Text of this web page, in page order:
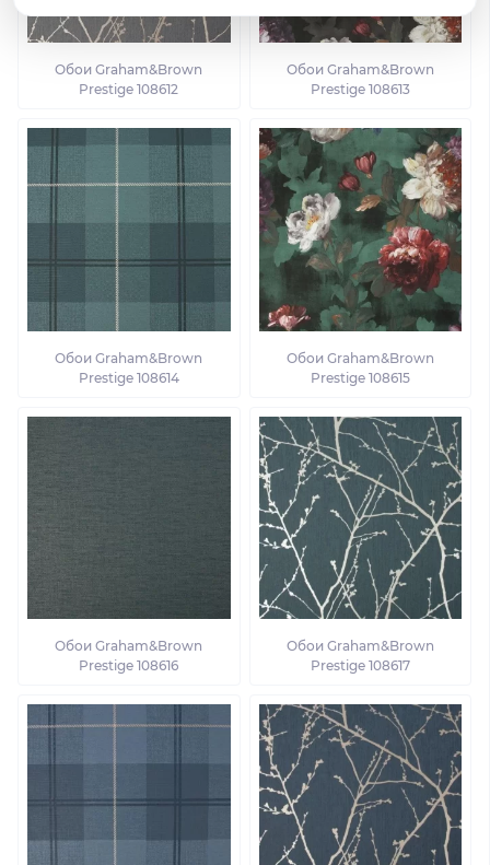
Обои Graham&Brown
Prestige 108612
Обои Graham&Brown
Prestige 108613
Обои Graham&Brown
Prestige 108614
Обои Graham&Brown
Prestige 108615
Обои Graham&Brown
Prestige 108616
Обои Graham&Brown
Prestige 108617